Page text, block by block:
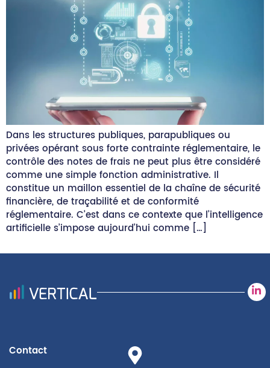
Dans les structures publiques, parapubliques ou
privées opérant sous forte contrainte réglementaire, le
contrôle des notes de frais ne peut plus être considéré
comme une simple fonction administrative. Il
constitue un maillon essentiel de la chaîne de sécurité
financière, de traçabilité et de conformité
réglementaire. C’est dans ce contexte que l’intelligence
artificielle s’impose aujourd’hui comme […]
Contact